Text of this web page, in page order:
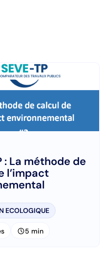
: La méthode de
l’impact
ECOLOGIQUE
schedule5 min